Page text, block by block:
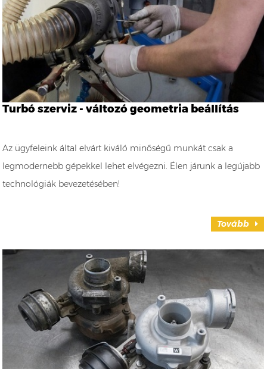
Turbó szerviz - változó geometria beállítás
Az ügyfeleink által elvárt kiváló minőségű munkát csak a
legmodernebb gépekkel lehet elvégezni. Élen járunk a legújabb
technológiák bevezetésében!
Tovább